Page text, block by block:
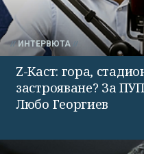
ИНТЕРВЮТА
Z-Каст: гора,
застрояване? За
Любо Георгиев